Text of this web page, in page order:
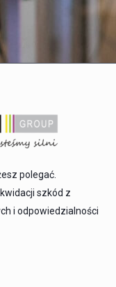
polegać.
szkód z
i odpowiedzialności